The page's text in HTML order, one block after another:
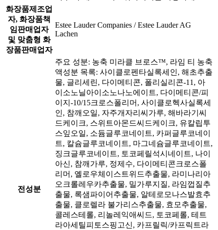
화장품제조업
자, 화장품책
임판매업자
및 맞춤형 화
장품판매업자
Estee Lauder Companies / Estee Lauder AG
Lachen
전성분
주요 성분: 농축 미라클 브로스™, 라임 티 농축
액성분 목록: 사이클로펜타실록세인, 해초추출
물, 글리세린, 다이메티콘, 폴리실리콘-11, 아
이소노닐아이소노나노에이트, 다이메티콘/피
이지-10/15크로스폴리머, 사이클로헥사실록세
인, 참깨오일, 자주개자리씨가루, 해바라기씨
드케이크, 스위트아몬드씨드케이크, 유칼립투
스잎오일, 소듐글루코네이트, 카퍼글루코네이
트, 칼슘글루코네이트, 마그네슘글루코네이트,
징크글루코네이트, 토코페릴석시네이트, 나이
아신, 참깨가루, 정제수, 다이메티콘크로스폴
리머, 옐로우체이스트위드추출물, 라미나리아
오크롤레우카추출물, 밀가루지질, 라임껍질추
출물, 록샘파이어추출물, 알테로모나스발효추
출물, 클로렐라 불가리스추출물, 효모추출물,
콜레스테롤, 리놀레익애씨드, 토코페롤, 테트
라아세틸피토스핑고신, 카프릴릭/카프릭트라